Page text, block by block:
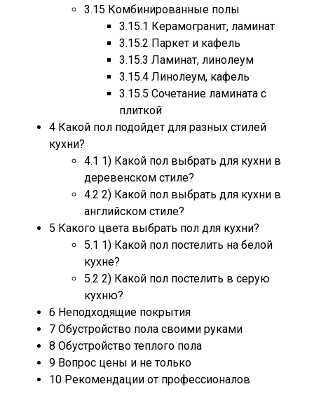
3.15 Комбинированные полы
3.15.1 Керамогранит, ламинат
3.15.2 Паркет и кафель
3.15.3 Ламинат, линолеум
3.15.4 Линолеум, кафель
3.15.5 Сочетание ламината с
плиткой
4 Какой пол подойдет для разных стилей
кухни?
4.1 1) Какой пол выбрать для кухни в
деревенском стиле?
4.2 2) Какой пол выбрать для кухни в
английском стиле?
5 Какого цвета выбрать пол для кухни?
5.1 1) Какой пол постелить на белой
кухне?
5.2 2) Какой пол постелить в серую
кухню?
6 Неподходящие покрытия
7 Обустройство пола своими руками
8 Обустройство теплого пола
9 Вопрос цены и не только
10 Рекомендации от профессионалов